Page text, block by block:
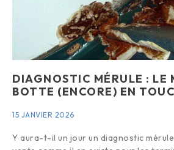
DIAGNOSTIC MÉRULE : LE
BOTTE (ENCORE) EN
15 JANVIER 2026
Y aura-t-il un jour un diagnostic